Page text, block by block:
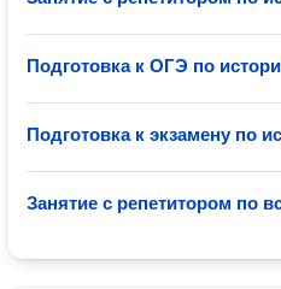
Подготовка к ОГЭ по
Подготовка к экзамену по
Занятие с репетитором по